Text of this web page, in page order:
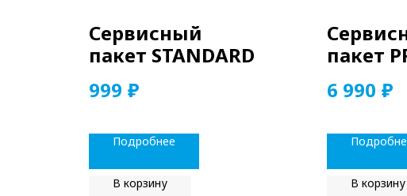
Сервисный
пакет STANDARD
999 ₽
Подробнее
В корзину
пакет
6 990 ₽
В корзину